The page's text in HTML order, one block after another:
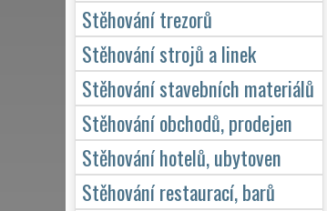
Stěhování trezorů
Stěhování strojů a linek
Stěhování stavebních materiálů
Stěhování obchodů, prodejen
Stěhování hotelů, ubytoven
Stěhování restaurací, barů